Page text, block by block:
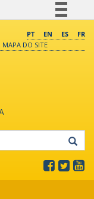
BR
PT EN ES
FR
MAPA DO SITE